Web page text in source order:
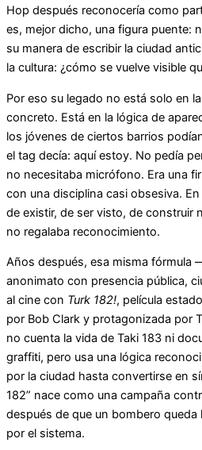
Hop después reconocería como
es, mejor dicho, una figura puente:
su manera de escribir la ciudad
la cultura: ¿cómo se vuelve visible
Por eso su legado no está solo en
concreto. Está en la lógica de
los jóvenes de ciertos barrios
el tag decía: aquí estoy. No pedía
no necesitaba micrófono. Era una
con una disciplina casi obsesiva.
de existir, de ser visto, de construir
no regalaba reconocimiento.
Años después, esa misma fórmula
anonimato con presencia pública,
al cine con Turk 182!, película
por Bob Clark y protagonizada por
no cuenta la vida de Taki 183 ni
graffiti, pero usa una lógica
por la ciudad hasta convertirse en
182” nace como una campaña
después de que un bombero
por el sistema.